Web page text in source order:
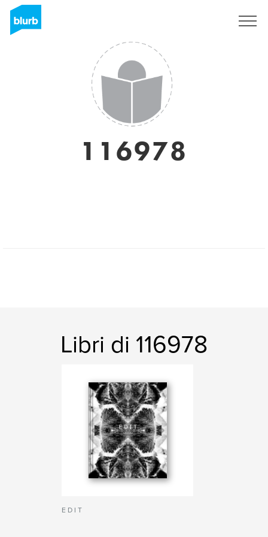
116978
Libri di 116978
E D I T